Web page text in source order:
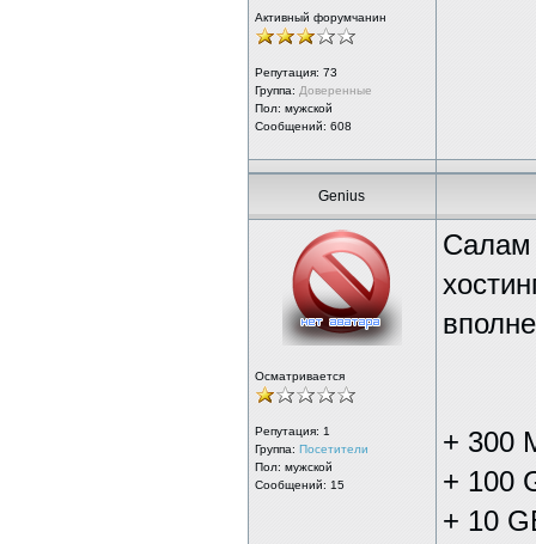
Активный форумчанин
Репутация: 73
Группа: Доверенные
Пол: мужской
Сообщений: 608
Genius
Осматривается
Репутация: 1
Группа: Посетители
Пол: мужской
Сообщений: 15
Салам
+ 300
+ 100
+ 10